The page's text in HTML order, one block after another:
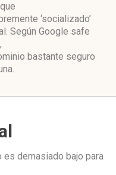
‘socializado’
Según Google safe
bastante seguro
demasiado bajo para